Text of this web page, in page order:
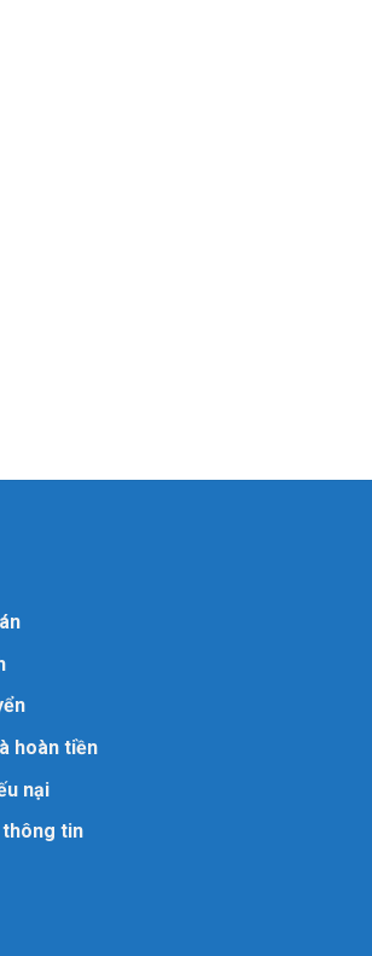
hoàn tiền
nại
thông tin